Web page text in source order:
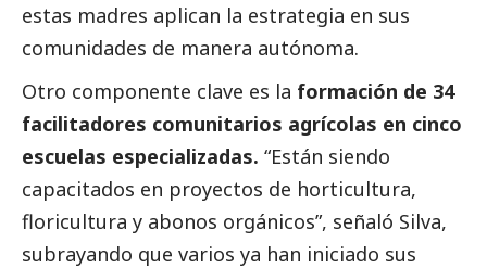
estas madres aplican la estrategia en sus
comunidades de manera autónoma.
Otro componente clave es la formación de 34
facilitadores comunitarios agrícolas en cinco
escuelas especializadas. “Están siendo
capacitados en proyectos de horticultura,
floricultura y abonos orgánicos”, señaló Silva,
subrayando que varios ya han iniciado sus